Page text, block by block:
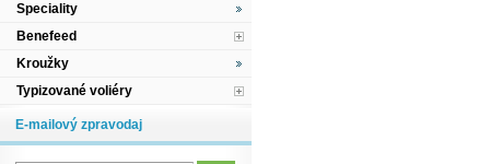
Speciality
Benefeed
Kroužky
Typizované voliéry
E-mailový zpravodaj